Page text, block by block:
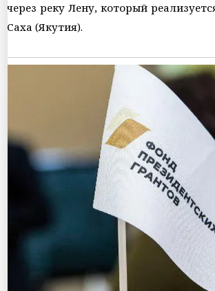
через реку Лену, который
Саха (Якутия).